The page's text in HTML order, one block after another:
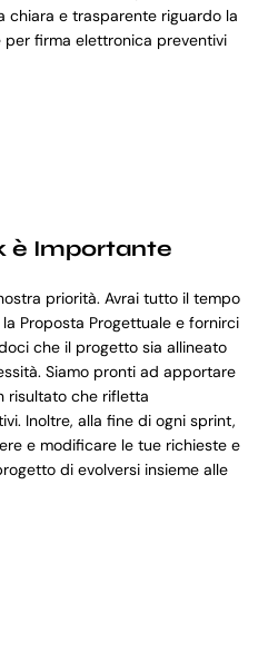
chiara e trasparente riguardo la
firma elettronica preventivi
è Importante
priorità. Avrai tutto il tempo
Proposta Progettuale e fornirci
che il progetto sia allineato
Siamo pronti ad apportare
risultato che rifletta
Inoltre, alla fine di ogni sprint,
e modificare le tue richieste e
di evolversi insieme alle